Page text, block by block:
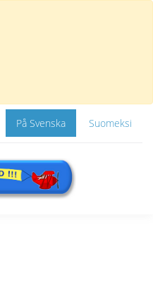
På Svenska Suomeksi